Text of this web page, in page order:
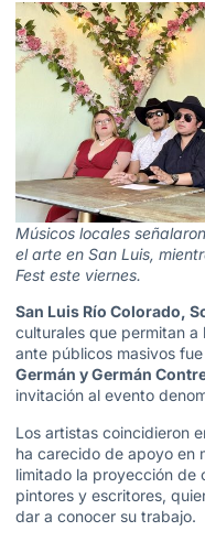
Músicos locales
el arte en San Luis,
Fest este viernes.
San Luis Río Colorado,
culturales que permitan a
ante públicos masivos
Germán y Germán
invitación al evento
Los artistas coincidieron
ha carecido de apoyo en
limitado la proyección de
pintores y escritores,
dar a conocer su trabajo.